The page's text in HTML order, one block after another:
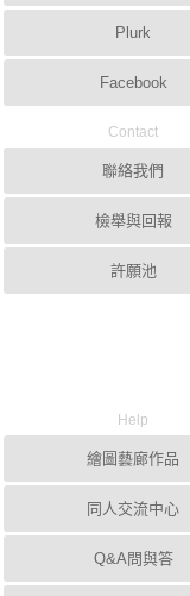
Plurk
Facebook
Contact
聯絡我們
檢舉與回報
許願池
Help
繪圖藝廊作品
同人交流中心
Q&A問與答